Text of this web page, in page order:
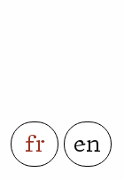
fr en